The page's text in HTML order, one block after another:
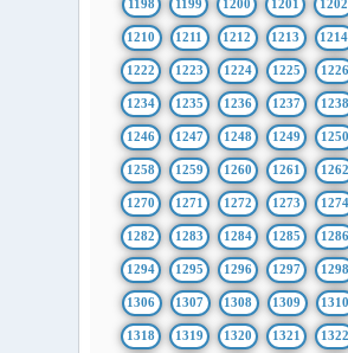
1198 1199 1200 1201 1202
1210 1211 1212 1213 1214
1222 1223 1224 1225 1226
1234 1235 1236 1237 1238
1246 1247 1248 1249 1250
1258 1259 1260 1261 1262
1270 1271 1272 1273 1274
1282 1283 1284 1285 1286
1294 1295 1296 1297 1298
1306 1307 1308 1309
1318 1319 1320 1321 1322